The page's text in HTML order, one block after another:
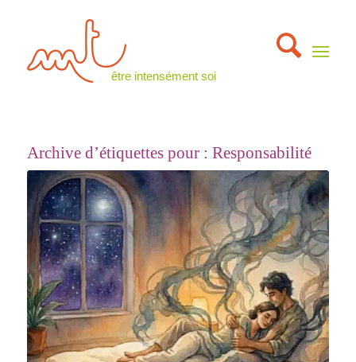
être intensément soi
Archive d’étiquettes pour : Responsabilité